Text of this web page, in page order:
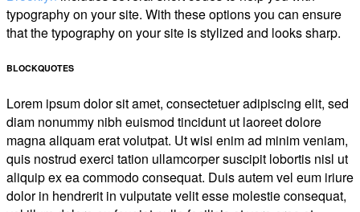
typography on your site. With these options you can ensure
that the typography on your site is stylized and looks sharp.
BLOCKQUOTES
Lorem ipsum dolor sit amet, consectetuer adipiscing elit, sed
diam nonummy nibh euismod tincidunt ut laoreet dolore
magna aliquam erat volutpat. Ut wisi enim ad minim veniam,
quis nostrud exerci tation ullamcorper suscipit lobortis nisl ut
aliquip ex ea commodo consequat. Duis autem vel eum iriure
dolor in hendrerit in vulputate velit esse molestie consequat,